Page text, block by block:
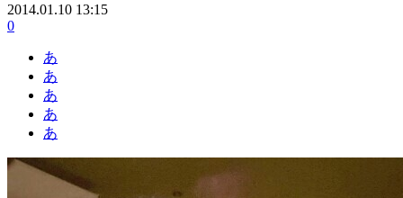
2014.01.10 13:15
0
あ
あ
あ
あ
あ